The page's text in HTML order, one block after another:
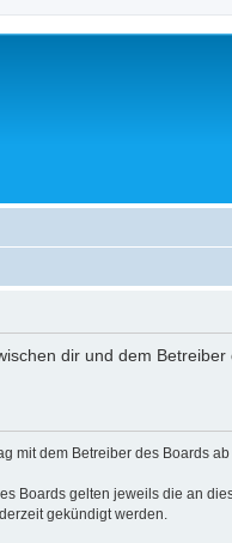
dir und dem
mit dem Betreiber des Boards
Boards gelten jeweils die an
gekündigt werden.